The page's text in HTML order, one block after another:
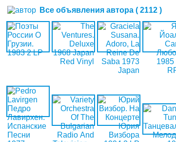
Все объявления автора ( 2112 )